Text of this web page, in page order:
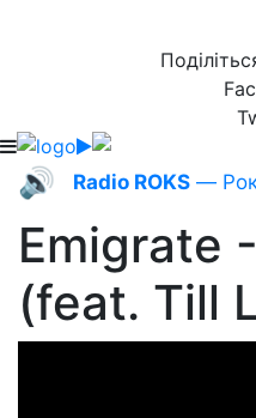
🔊 Radio ROKS —
Emigrate
(feat. Till